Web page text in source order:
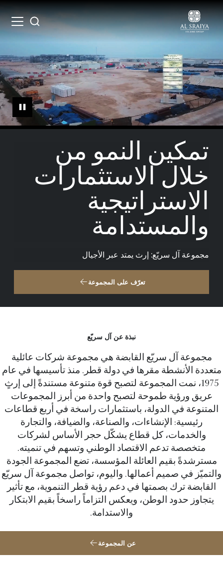
Skip
to
main
Search
Open
menu
تمكين النمو من
خلال الاستثمارات
الاستراتيجية
والمستدامة
مجموعة آل سريّع: إرث يمتد عبر الأجيال
تعرّف على المجموعة
نبذة عن آل سريّع
مجموعة آل سريّع القابضة هي مجموعة شركات عائلية
متعددة الأنشطة مقرها في دولة قطر. منذ تأسيسها في عام
1975، نمت المجموعة لتصبح قوة متنوعة مستندةً إلى إرثٍ
عريق ورؤية طموحة لتصبح واحدة من أبرز المجموعات
المتنوعة في الدولة، باستثمارات راسخة في أربع قطاعات
رئيسية: الإنشاءات، والصناعة، والضيافة، والتجارة
والخدمات، كل قطاع يشكّل حجر الأساس لشركات
متخصصة تدعم الاقتصاد الوطني وتسهم في تنميته.
مسترشدةً بقيم العائلة المؤسسة، تضع المجموعة الجودة
والتميّز في صميم أعمالها. واليوم، تواصل مجموعة آل سريّع
القابضة ترك بصمتها في دعم رؤية قطر التنموية، مع تأثير
يتجاوز حدود الوطن، ويعكس التزاماً راسخاً بقيم الابتكار
والاستدامة.
عن المجموعة